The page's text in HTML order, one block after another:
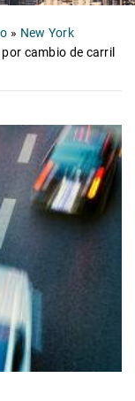
» New York
cambio de carril